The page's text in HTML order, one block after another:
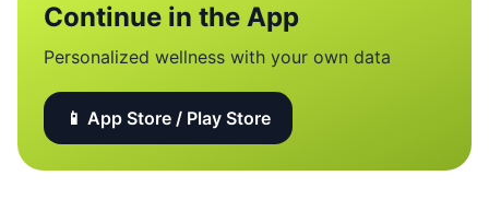
Continue in the App
Personalized wellness with your own data
📱 App Store / Play Store